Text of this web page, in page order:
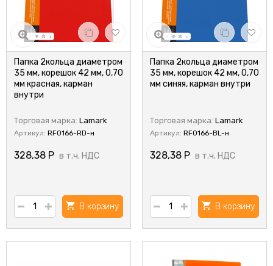
Папка 2кольца диаметром
35 мм, корешок 42 мм, 0,70
мм красная, карман
внутри
Торговая марка: Lamark
Артикул: RF0166-RD-н
328,38 Р в т.ч. НДС
В корзину
Папка 2кольца диаметром
35 мм, корешок 42 мм, 0,70
мм синяя, карман внутри
Торговая марка: Lamark
Артикул: RF0166-BL-н
328,38 Р в т.ч. НДС
В корзину